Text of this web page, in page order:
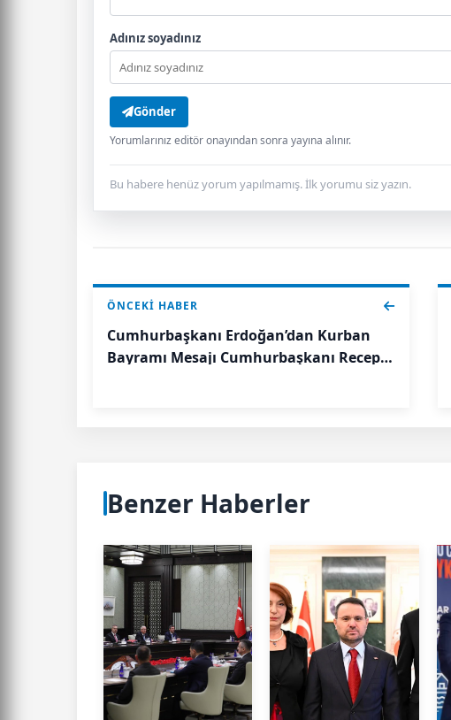
Adınız soyadınız
Gönder
Yorumlarınız editör onayından sonra yayına alınır.
Bu habere henüz yorum yapılmamış. İlk yorumu siz yazın.
ÖNCEKI HABER
Cumhurbaşkanı Erdoğan’dan Kurban
Bayramı Mesajı Cumhurbaşkanı Recep
Benzer Haberler